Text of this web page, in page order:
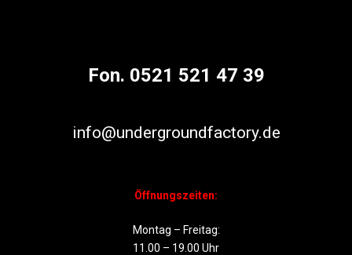
Fon. 0521 521 47 39
info@undergroundfactory.de
Öffnungszeiten:
Montag – Freitag:
11.00 – 19.00 Uhr